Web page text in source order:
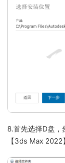
8.首先选择D盘，
【3ds Max